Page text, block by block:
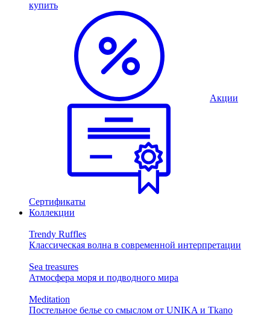
купить
Акции
Сертификаты
Коллекции
Trendy Ruffles
Классическая волна в современной интерпретации
Sea treasures
Атмосфера моря и подводного мира
Meditation
Постельное белье со смыслом от UNIKA и Tkano